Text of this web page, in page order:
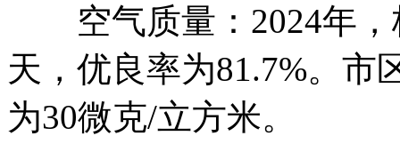
空气质量：2024年，
天，优良率为81.7%。市
为30微克/立方米。